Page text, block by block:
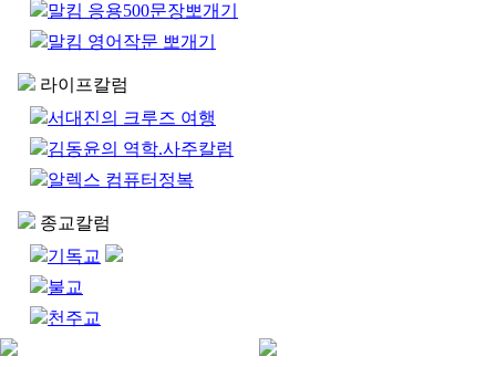
말킴 응용500문장뽀개기
말킴 영어작문 뽀개기
라이프칼럼
서대진의 크루즈 여행
김동윤의 역학.사주칼럼
알렉스 컴퓨터정복
종교칼럼
기독교
불교
천주교